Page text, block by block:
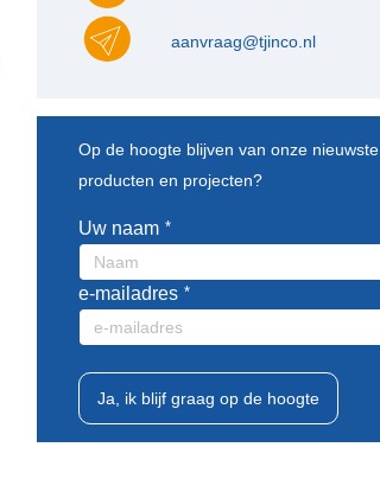
aanvraag@tjinco.nl
Leave
blank
Op de hoogte blijven van onze nieuwste
producten en projecten?
Uw naam
e-mailadres
Ja, ik blijf graag op de hoogte